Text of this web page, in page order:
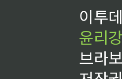
이투
윤리
브라